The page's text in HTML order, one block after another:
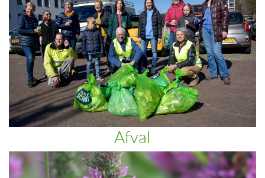
Afval